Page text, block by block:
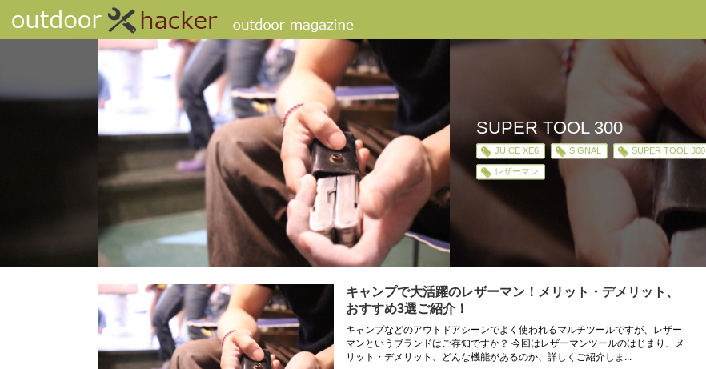
SUPER TOOL 300
JUICE XE6 SIGNAL SUPER TOOL 300
レザーマン
キャンプで大活躍のレザーマン！メリット・デメリット、
おすすめ3選ご紹介！
キャンプなどのアウトドアシーンでよく使われるマルチツールですが、レザー
マンというブランドはご存知ですか？ 今回はレザーマンツールのはじまり、メ
リット・デメリット、どんな機能があるのか、詳しくご紹介しま...